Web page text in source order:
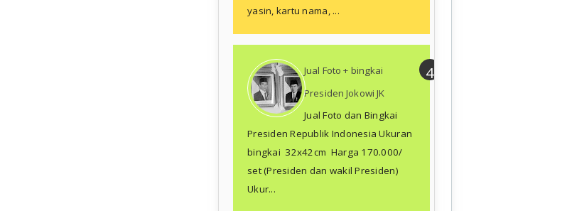
yasin, kartu nama, ...
Jual Foto + bingkai
Presiden Jokowi JK
Jual Foto dan Bingkai
Presiden Republik Indonesia Ukuran
bingkai 32x42cm Harga 170.000/
set (Presiden dan wakil Presiden)
Ukur...